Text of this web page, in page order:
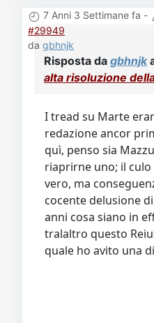
7 Anni 3 Settimane fa -
#29949
da gbhnjk
Risposta da gbhnjk
alta risoluzione
I tread su Marte
redazione ancor
quì, penso sia
riaprirne uno; il
vero, ma
cocente delusione
anni cosa siano in
tralaltro questo
quale ho avito una